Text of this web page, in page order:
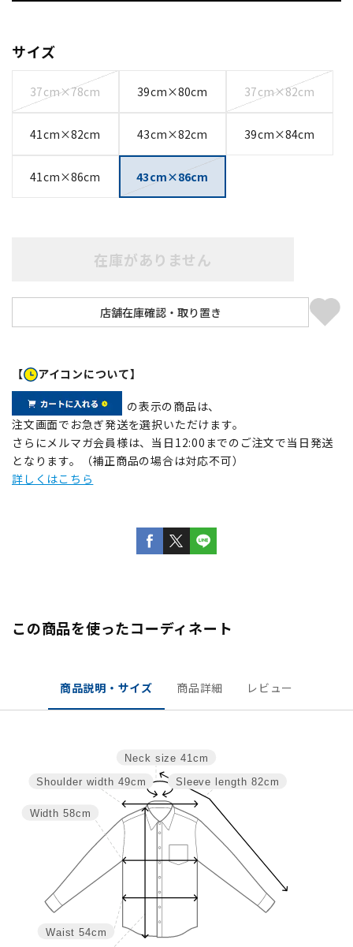
サイズ
37cm×78cm 39cm×80cm 37cm×82cm
41cm×82cm 43cm×82cm 39cm×84cm
41cm×86cm 43cm×86cm
在庫がありません
【 アイコンについて】
の表示の商品は、
注文画面でお急ぎ発送を選択いただけます。
さらにメルマガ会員様は、当日12:00までのご注文で当日発送
となります。（補正商品の場合は対応不可）
詳しくはこちら
この商品を使ったコーディネート
商品説明・サイズ 商品詳細 レビュー
Sleeve length 82cm
Neck size 41cm
Waist 54cm
Width 58cm
Shoulder width 49cm